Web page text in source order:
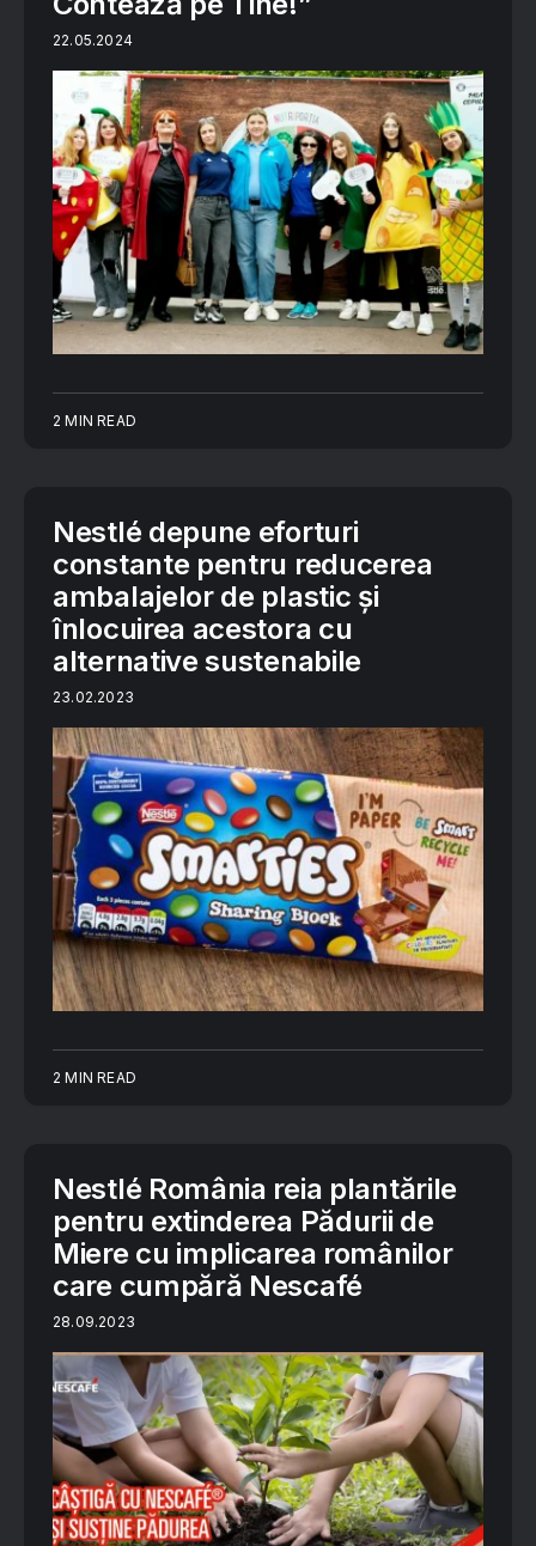
22.05.2024
2 MIN READ
Nestlé depune eforturi
constante pentru reducerea
ambalajelor de plastic și
înlocuirea acestora cu
alternative sustenabile
23.02.2023
2 MIN READ
Nestlé România reia plantările
pentru extinderea Pădurii de
Miere cu implicarea românilor
care cumpără Nescafé
28.09.2023